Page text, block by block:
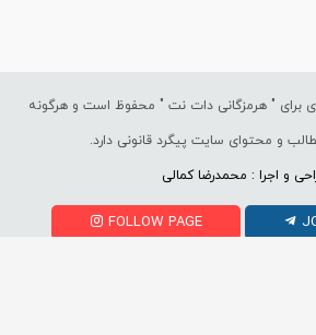
برای " هرمزگانی دات نت " محفوظ است و هرگونه
و محتوای سایت پیگرد قانونی دارد.
و اجرا : محمدرضا کمالی
FOLLOW PAGE